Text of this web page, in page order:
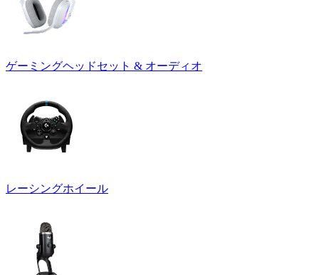
ゲーミングヘッドセット & オーディオ
レーシングホイール